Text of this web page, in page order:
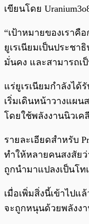
เขียนโดย
“เป้าหมายของเราคื
ยูเรเนียมเป็นประชา
มั่นคง และสามารถเ
แร่ยูเรเนียมกำลังได้
เริ่มเดินหน้าวางแผน
โดยใช้พลังงานนิวเค
รายละเอียดสำหรับ
ทำให้หลายคนสงสัยว่
ถูกนำมาแปลงเป็นโท
เมื่อเพิ่มสิ่งนี้เข้าไปแ
จะถูกหนุนด้วยพลังงา